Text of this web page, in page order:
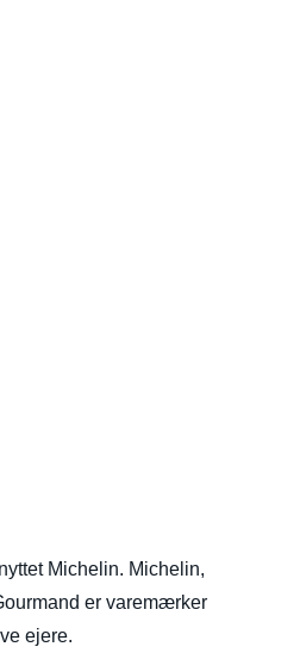
Michelin. Michelin,
er varemærker
ejere.